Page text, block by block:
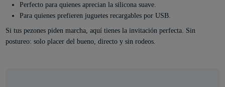
Perfecto para quienes aprecian la silicona suave.
Para quienes prefieren juguetes recargables por USB.
Si tus pezones piden marcha, aquí tienes la invitación perfecta. Sin
postureo: solo placer del bueno, directo y sin rodeos.